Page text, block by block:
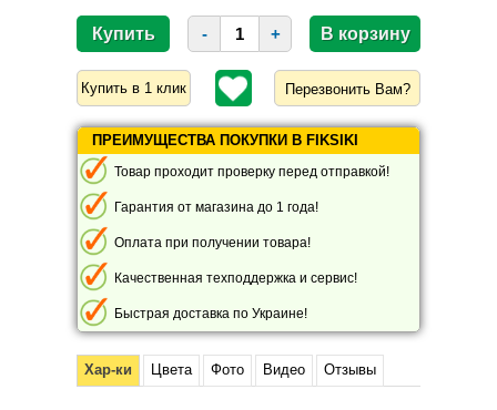
- +
Перезвонить Вам?
ПРЕИМУЩЕСТВА ПОКУПКИ В FIKSIKI
Товар проходит проверку перед отправкой!
Гарантия от магазина до 1 года!
Оплата при получении товара!
Качественная техподдержка и сервис!
Быстрая доставка по Украине!
Хар-ки Цвета Фото Видео Отзывы